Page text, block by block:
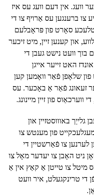
וועג. אין דעם וועג עס איז
צו ברענגען עס אַרויף צו די
עטלעכע סאָרט פון פּראָבלעם
און קענען זיין, מיט זיכער
בוך וועט נישט געבן די
האט זייער אייגן
שלאָפן פֿאַר וואָמען קען
זעאונג פֿאַר אַ באָכער. עס
פון זיין מיינונג.
באוווסטזיין און
פון מענטש צו
צו פֿאַרשטיין די
ניט האָבן צו יעדער מאָל צו
מיטל צו טייטן אַ קאַץ אין אַ
די טרינקגעלט, איר וועט